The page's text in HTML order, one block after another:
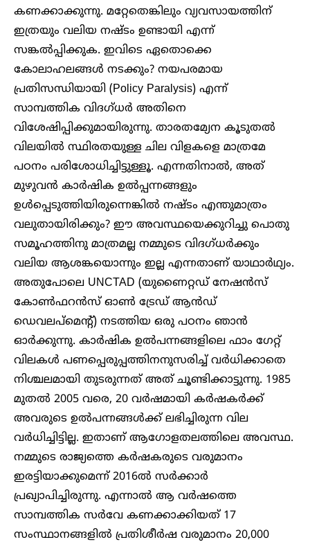
കണക്കാക്കുന്നു. മറ്റേതെങ്കിലും വ്യവസായത്തിന്
ഇത്രയും വലിയ നഷ്ടം ഉണ്ടായി എന്ന്
സങ്കൽപ്പിക്കുക. ഇവിടെ ഏതൊക്കെ
കോലാഹലങ്ങൾ നടക്കും? നയപരമായ
പ്രതിസന്ധിയായി (Policy Paralysis) എന്ന്
സാമ്പത്തിക വിദഗ്‌ധർ അതിനെ
വിശേഷിപ്പിക്കുമായിരുന്നു. താരതമ്യേന കൂടുതൽ
വിലയിൽ സ്ഥിരതയുള്ള ചില വിളകളെ മാത്രമേ
പഠനം പരിശോധിച്ചിട്ടുള്ളൂ. എന്നതിനാൽ, അത്
മുഴുവൻ കാർഷിക ഉൽപ്പന്നങ്ങളും
ഉൾപ്പെടുത്തിയിരുന്നെങ്കിൽ നഷ്ടം എന്തുമാത്രം
വലുതായിരിക്കും? ഈ അവസ്ഥയെക്കുറിച്ചു പൊതു
സമൂഹത്തിനു മാത്രമല്ല നമ്മുടെ വിദഗ്ധർക്കും
വലിയ ആശങ്കയൊന്നും ഇല്ല എന്നതാണ് യാഥാർഥ്യം.
അതുപോലെ UNCTAD (യുണൈറ്റഡ് നേഷൻസ്
കോൺഫറൻസ് ഓൺ ട്രേഡ് ആൻഡ്
ഡെവലപ്‌മെന്റ്) നടത്തിയ ഒരു പഠനം ഞാൻ
ഓർക്കുന്നു. കാർഷിക ഉൽപന്നങ്ങളിലെ ഫാം ഗേറ്റ്
വിലകൾ പണപ്പെരുപ്പത്തിനനുസരിച്ച് വർധിക്കാതെ
നിശ്ചലമായി തുടരുന്നത് അത് ചൂണ്ടിക്കാട്ടുന്നു. 1985
മുതൽ 2005 വരെ, 20 വർഷമായി കർഷകർക്ക്
അവരുടെ ഉൽപന്നങ്ങൾക്ക് ലഭിച്ചിരുന്ന വില
വർധിച്ചിട്ടില്ല. ഇതാണ് ആഗോളതലത്തിലെ അവസ്ഥ.
നമ്മുടെ രാജ്യത്തെ കർഷകരുടെ വരുമാനം
ഇരട്ടിയാക്കുമെന്ന് 2016ൽ സർക്കാർ
പ്രഖ്യാപിച്ചിരുന്നു. എന്നാൽ ആ വർഷത്തെ
സാമ്പത്തിക സർവേ കണക്കാക്കിയത് 17
സംസ്ഥാനങ്ങളിൽ പ്രതിശീർഷ വരുമാനം 20,000